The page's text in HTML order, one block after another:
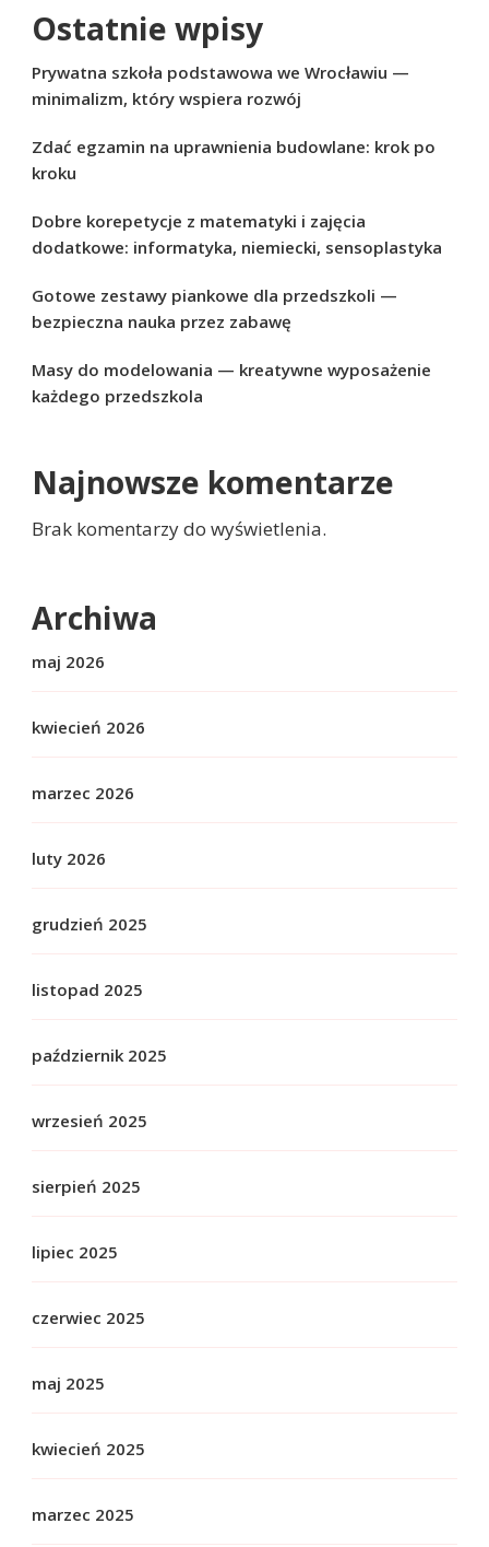
Ostatnie wpisy
Prywatna szkoła podstawowa we Wrocławiu —
minimalizm, który wspiera rozwój
Zdać egzamin na uprawnienia budowlane: krok po
kroku
Dobre korepetycje z matematyki i zajęcia
dodatkowe: informatyka, niemiecki, sensoplastyka
Gotowe zestawy piankowe dla przedszkoli —
bezpieczna nauka przez zabawę
Masy do modelowania — kreatywne wyposażenie
każdego przedszkola
Najnowsze komentarze
Brak komentarzy do wyświetlenia.
Archiwa
maj 2026
kwiecień 2026
marzec 2026
luty 2026
grudzień 2025
listopad 2025
październik 2025
wrzesień 2025
sierpień 2025
lipiec 2025
czerwiec 2025
maj 2025
kwiecień 2025
marzec 2025